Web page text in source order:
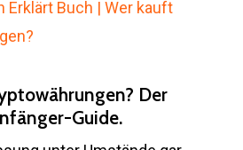
Erklärt Buch | Wer kauft
Der
Guide.